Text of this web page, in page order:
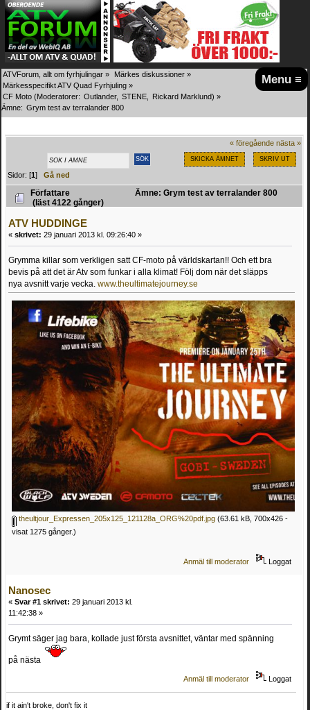
Menu ≡
ATVForum, allt om fyrhjulingar » Märkes diskussioner »
Märkesspecifikt ATV Quad Fyrhjuling »
CF Moto (Moderatorer: Outlander, STENE Rickard Marklund) »
Ämne: Grym test av terralander 800
« föregående nästa »
SKICKA ÄMNET SKRIV UT
Sidor: [1]Gå ned
Författare
Ämne: Grym test av terralander 800
(läst 4122 gånger)
ATV HUDDINGE
« skrivet: 29 januari 2013 kl. 09:26:40 »
Grymma killar som verkligen satt CF-moto på världskartan!! Och ett bra
bevis på att det är Atv som funkar i alla klimat! Följ dom när det släpps
nya avsnitt varje vecka. www.theultimatejourney.se
theultjour_Expressen_205x125_121128a_ORG%20pdf.jpg (63.61 kB, 700x426 -
visat 1275 gånger.)
Anmäl till moderator Loggat
Nanosec
« Svar #1 skrivet: 29 januari 2013 kl.
11:42:38 »
Grymt säger jag bara, kollade just första avsnittet, väntar med spänning
på nästa
Anmäl till moderator Loggat
if it ain't broke, don't fix it